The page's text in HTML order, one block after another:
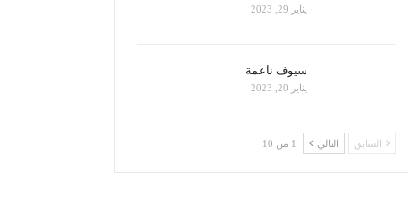
يناير 29, 2023
سيوف ناعمة
يناير 20, 2023
السابق التالي 1 من 10